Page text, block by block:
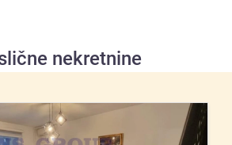
nekretnine